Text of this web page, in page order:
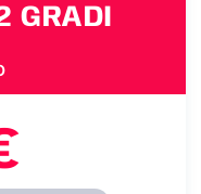
GRADI